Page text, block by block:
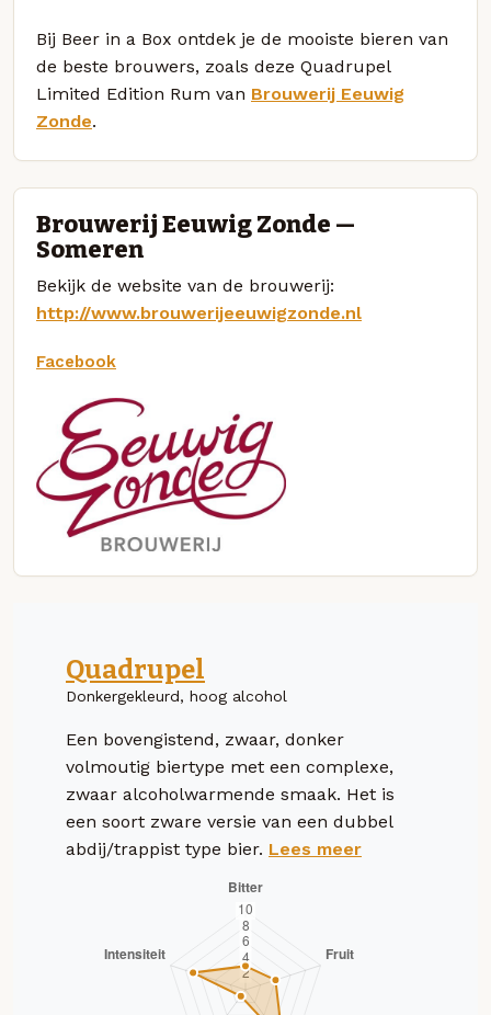
Bij Beer in a Box ontdek je de mooiste bieren van
de beste brouwers, zoals deze Quadrupel
Limited Edition Rum van Brouwerij Eeuwig
Zonde.
Brouwerij Eeuwig Zonde —
Someren
Bekijk de website van de brouwerij:
http://www.brouwerijeeuwigzonde.nl
Facebook
Quadrupel
Donkergekleurd, hoog alcohol
Een bovengistend, zwaar, donker
volmoutig biertype met een complexe,
zwaar alcoholwarmende smaak. Het is
een soort zware versie van een dubbel
abdij/trappist type bier. Lees meer